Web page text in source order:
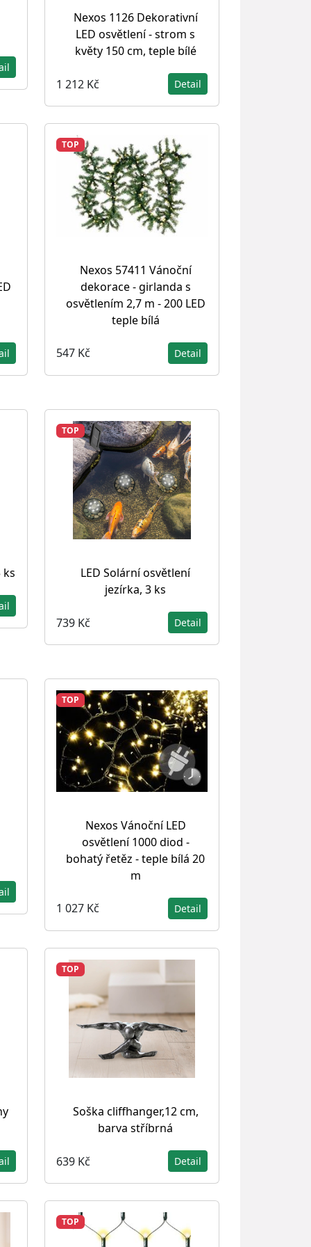
Nexos 1126 Dekorativní
LED osvětlení - strom s
květy 150 cm, teple bílé
1 212 Kč Detail
TOP
Nexos 57411 Vánoční
dekorace - girlanda s
osvětlením 2,7 m - 200 LED
teple bílá
547 Kč Detail
ks
TOP
LED Solární osvětlení
jezírka, 3 ks
739 Kč Detail
TOP
Nexos Vánoční LED
osvětlení 1000 diod -
bohatý řetěz - teple bílá 20
m
1 027 Kč Detail
TOP
Soška cliffhanger,12 cm,
barva stříbrná
639 Kč Detail
TOP